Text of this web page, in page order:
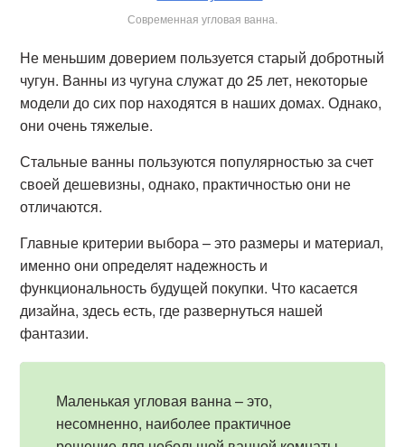
Современная угловая ванна.
Не меньшим доверием пользуется старый добротный
чугун. Ванны из чугуна служат до 25 лет, некоторые
модели до сих пор находятся в наших домах. Однако,
они очень тяжелые.
Стальные ванны пользуются популярностью за счет
своей дешевизны, однако, практичностью они не
отличаются.
Главные критерии выбора – это размеры и материал,
именно они определят надежность и
функциональность будущей покупки. Что касается
дизайна, здесь есть, где развернуться нашей
фантазии.
Маленькая угловая ванна – это,
несомненно, наиболее практичное